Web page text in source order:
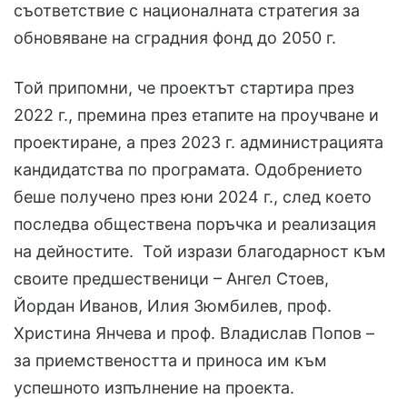
съответствие с националната стратегия за
обновяване на сградния фонд до 2050 г.
Той припомни, че проектът стартира през
2022 г., премина през етапите на проучване и
проектиране, а през 2023 г. администрацията
кандидатства по програмата. Одобрението
беше получено през юни 2024 г., след което
последва обществена поръчка и реализация
на дейностите. Той изрази благодарност към
своите предшественици – Ангел Стоев,
Йордан Иванов, Илия Зюмбилев, проф.
Христина Янчева и проф. Владислав Попов –
за приемствеността и приноса им към
успешното изпълнение на проекта.